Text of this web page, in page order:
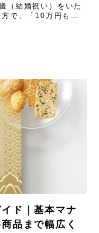
（結婚祝い）をいた
で、「10万円もの
ド｜基本マナ
品まで幅広く